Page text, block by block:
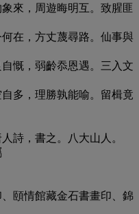
來，周遊晦明互。致腥匪
在，方丈蔑尋路。仙事與
慨，弱齡忝恩遇。三入文
多，理勝孰能喻。留楫竟
詩，書之。八大山人。
頤情館藏金石書畫印、錦